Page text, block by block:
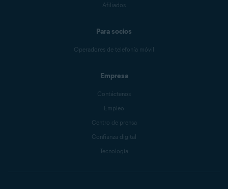
Afiliados
Para socios
Operadores de telefonía móvil
Empresa
Contáctenos
Empleo
Centro de prensa
Confianza digital
Tecnología